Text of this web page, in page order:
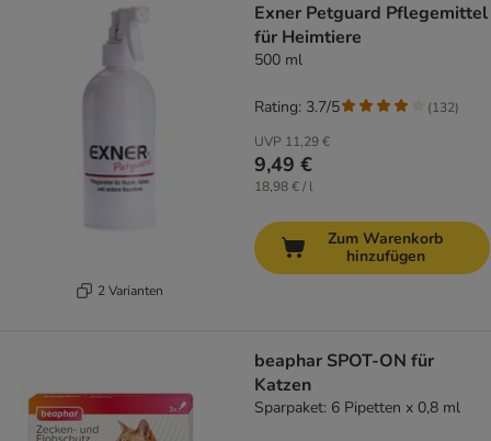
2 Varianten
Exner Petguard Pflegemittel
für Heimtiere
500 ml
UVP 11,29 €
9,49 €
18,98 € / l
Rating: 3.7/5 (132)
Zum Warenkorb
hinzufügen
beaphar SPOT-ON für
Katzen
Sparpaket: 6 Pipetten x 0,8 ml